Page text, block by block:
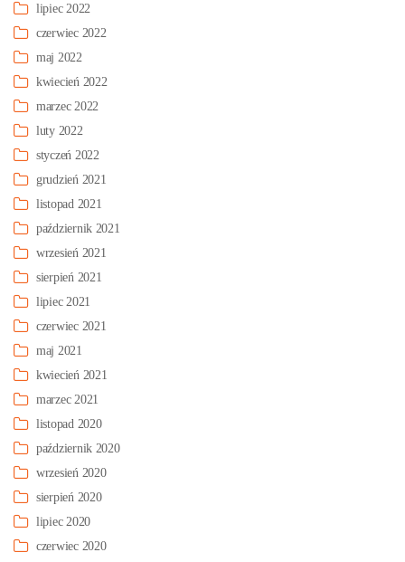
lipiec 2022
czerwiec 2022
maj 2022
kwiecień 2022
marzec 2022
luty 2022
styczeń 2022
grudzień 2021
listopad 2021
październik 2021
wrzesień 2021
sierpień 2021
lipiec 2021
czerwiec 2021
maj 2021
kwiecień 2021
marzec 2021
listopad 2020
październik 2020
wrzesień 2020
sierpień 2020
lipiec 2020
czerwiec 2020